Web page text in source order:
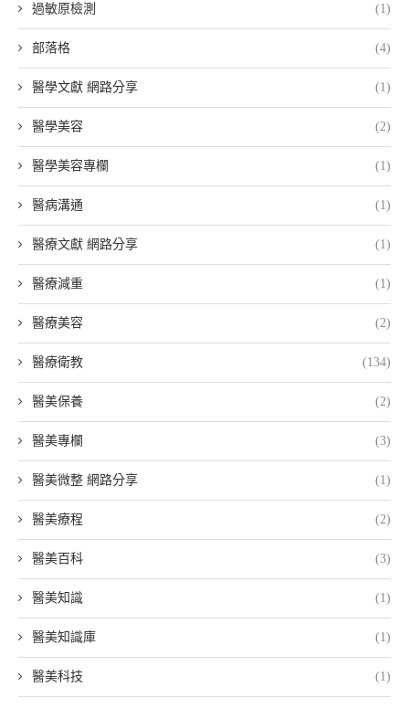
過敏原檢測 (1)
部落格 (4)
醫學文獻 網路分享 (1)
醫學美容 (2)
醫學美容專欄 (1)
醫病溝通 (1)
醫療文獻 網路分享 (1)
醫療減重 (1)
醫療美容 (2)
醫療衛教 (134)
醫美保養 (2)
醫美專欄 (3)
醫美微整 網路分享 (1)
醫美療程 (2)
醫美百科 (3)
醫美知識 (1)
醫美知識庫 (1)
醫美科技 (1)